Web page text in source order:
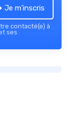
Je m'inscris
contacté(e) à
ses